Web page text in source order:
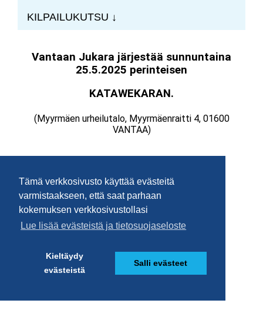
Tämä verkkosivusto käyttää evästeitä
varmistaakseen, että saat parhaan
kokemuksen verkkosivustollasi
Lue lisää evästeistä ja tietosuojaseloste
Kieltäydy
evästeistä
Salli evästeet
KILPAILUKUTSU ↓